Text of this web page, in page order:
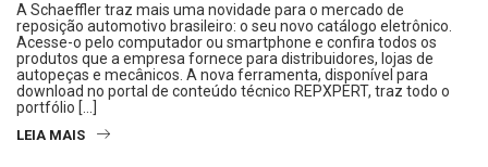
A Schaeffler traz mais uma novidade para o mercado de
reposição automotivo brasileiro: o seu novo catálogo eletrônico.
Acesse-o pelo computador ou smartphone e confira todos os
produtos que a empresa fornece para distribuidores, lojas de
autopeças e mecânicos. A nova ferramenta, disponível para
download no portal de conteúdo técnico REPXPERT, traz todo o
portfólio […]
LEIA MAIS